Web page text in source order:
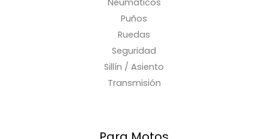
Neumáticos
Puños
Ruedas
Seguridad
Sillín / Asiento
Transmisión